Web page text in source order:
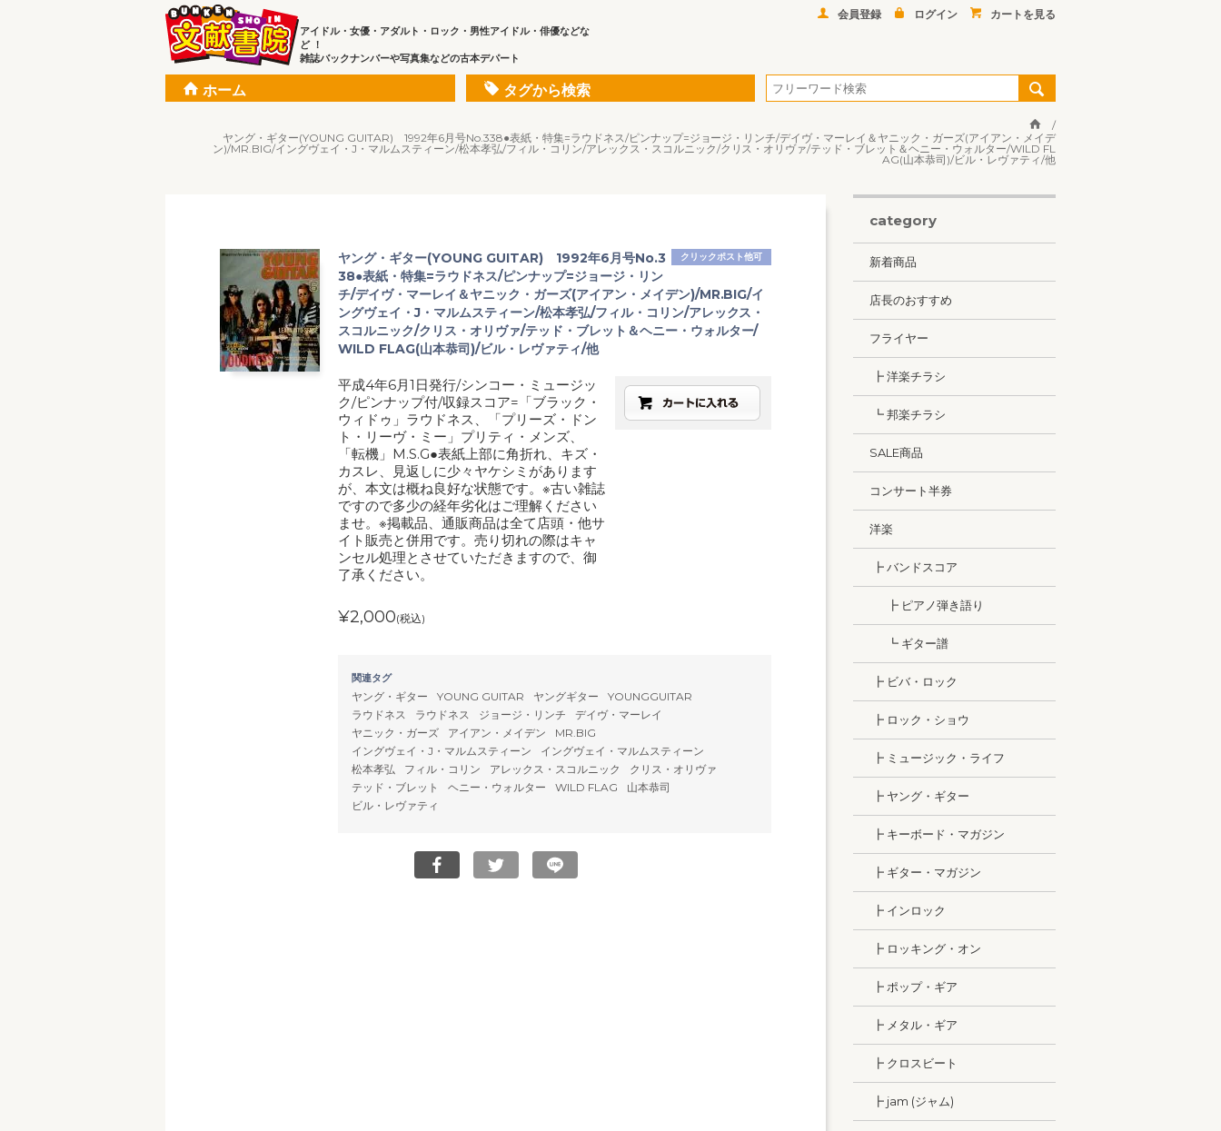
アイドル・女優・アダルト・ロック・男性アイドル・俳優などな
ど ！
雑誌バックナンバーや写真集などの古本デパート
会員登録 ログイン カートを見る
ホーム タグから検索
ヤング・ギター(YOUNG GUITAR) 1992年6月号No.338●表紙・特集=ラウドネス/ピンナップ=ジョージ・リンチ/デイヴ・マーレイ＆ヤニック・ガーズ(アイアン・メイデ
ン)/MR.BIG/イングヴェイ・J・マルムスティーン/松本孝弘/フィル・コリン/アレックス・スコルニック/クリス・オリヴァ/テッド・ブレット＆ヘニー・ウォルター/WILD FL
AG(山本恭司)/ビル・レヴァティ/他
クリックポスト他可
ヤング・ギター(YOUNG GUITAR) 1992年6月号No.3
38●表紙・特集=ラウドネス/ピンナップ=ジョージ・リン
チ/デイヴ・マーレイ＆ヤニック・ガーズ(アイアン・メイデン)/MR.BIG/イ
ングヴェイ・J・マルムスティーン/松本孝弘/フィル・コリン/アレックス・
スコルニック/クリス・オリヴァ/テッド・ブレット＆ヘニー・ウォルター/
WILD FLAG(山本恭司)/ビル・レヴァティ/他
平成4年6月1日発行/シンコー・ミュージッ
ク/ピンナップ付/収録スコア=「ブラック・
ウィドゥ」ラウドネス、「プリーズ・ドン
ト・リーヴ・ミー」プリティ・メンズ、
「転機」M.S.G●表紙上部に角折れ、キズ・
カスレ、見返しに少々ヤケシミがあります
が、本文は概ね良好な状態です。※古い雑誌
ですので多少の経年劣化はご理解ください
ませ。※掲載品、通販商品は全て店頭・他サ
イト販売と併用です。売り切れの際はキャ
ンセル処理とさせていただきますので、御
了承ください。
¥2,000(税込)
関連タグ
ヤング・ギター YOUNG GUITAR ヤングギター
YOUNGGUITAR
ラウドネス
ラウドネス ジョージ・リンチ
デイヴ・マーレイ
ヤニック・ガーズ
アイアン・メイデン
MR.BIG
イングヴェイ・J・マルムスティーン
イングヴェイ・マルムスティーン
松本孝弘
フィル・コリン アレックス・スコルニック
クリス・オリヴァ
テッド・ブレット
ヘニー・ウォルター WILD FLAG
山本恭司
ビル・レヴァティ
category
新着商品
店長のおすすめ
フライヤー
┣ 洋楽チラシ
┗ 邦楽チラシ
SALE商品
コンサート半券
洋楽
┣ バンドスコア
┣ ピアノ弾き語り
┗ ギター譜
┣ ビバ・ロック
┣ ロック・ショウ
┣ ミュージック・ライフ
┣ ヤング・ギター
┣ キーボード・マガジン
┣ ギター・マガジン
┣ インロック
┣ ロッキング・オン
┣ ポップ・ギア
┣ メタル・ギア
┣ クロスビート
┣ jam (ジャム)